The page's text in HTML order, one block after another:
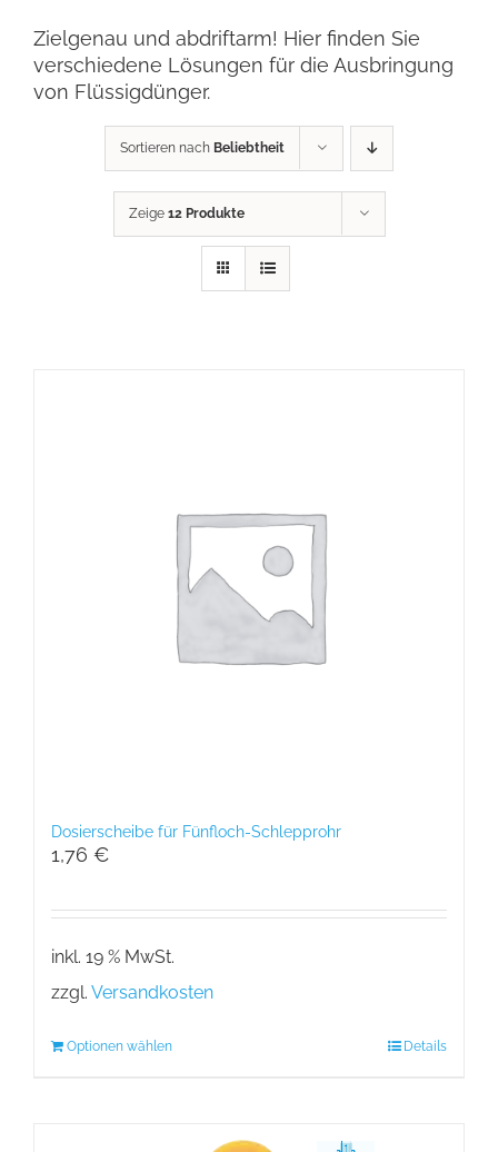
Zielgenau und abdriftarm! Hier finden Sie
verschiedene Lösungen für die Ausbringung
von Flüssigdünger.
Sortieren nach Beliebtheit
Zeige 12 Produkte
Dosierscheibe für Fünfloch-Schlepprohr
1,76 €
inkl. 19 % MwSt.
zzgl. Versandkosten
Optionen wählen Details